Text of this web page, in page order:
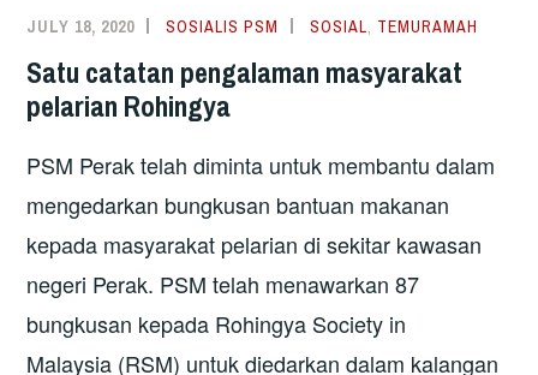
TANJONG
PIANDANG,
JULY 18, 2020 SOSIALIS PSM SOSIAL, TEMURAMAH
Satu catatan pengalaman masyarakat
pelarian Rohingya
PSM Perak telah diminta untuk membantu dalam
mengedarkan bungkusan bantuan makanan
kepada masyarakat pelarian di sekitar kawasan
negeri Perak. PSM telah menawarkan 87
bungkusan kepada Rohingya Society in
Malaysia (RSM) untuk diedarkan dalam kalangan